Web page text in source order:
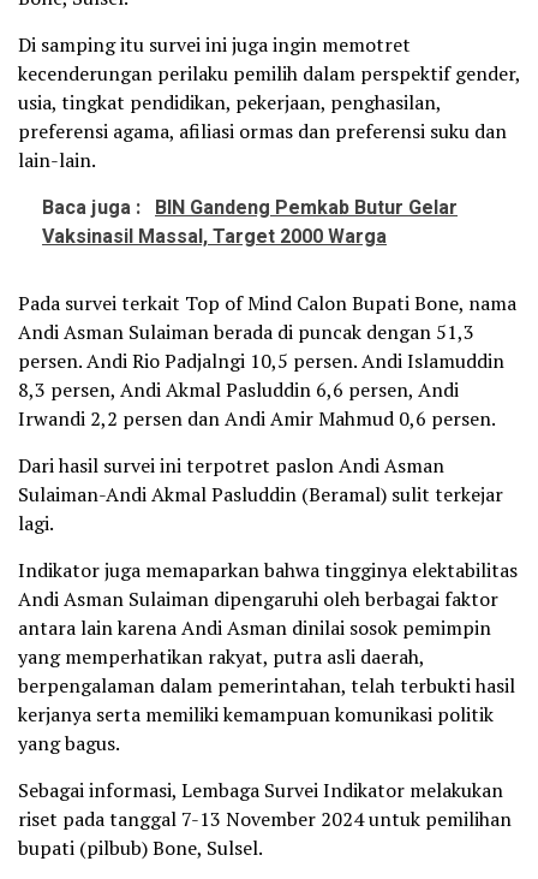
Di samping itu survei ini juga ingin memotret
kecenderungan perilaku pemilih dalam perspektif gender,
usia, tingkat pendidikan, pekerjaan, penghasilan,
preferensi agama, afiliasi ormas dan preferensi suku dan
lain-lain.
Baca juga : BIN Gandeng Pemkab Butur Gelar
Vaksinasil Massal, Target 2000 Warga
Pada survei terkait Top of Mind Calon Bupati Bone, nama
Andi Asman Sulaiman berada di puncak dengan 51,3
persen. Andi Rio Padjalngi 10,5 persen. Andi Islamuddin
8,3 persen, Andi Akmal Pasluddin 6,6 persen, Andi
Irwandi 2,2 persen dan Andi Amir Mahmud 0,6 persen.
Dari hasil survei ini terpotret paslon Andi Asman
Sulaiman-Andi Akmal Pasluddin (Beramal) sulit terkejar
lagi.
Indikator juga memaparkan bahwa tingginya elektabilitas
Andi Asman Sulaiman dipengaruhi oleh berbagai faktor
antara lain karena Andi Asman dinilai sosok pemimpin
yang memperhatikan rakyat, putra asli daerah,
berpengalaman dalam pemerintahan, telah terbukti hasil
kerjanya serta memiliki kemampuan komunikasi politik
yang bagus.
Sebagai informasi, Lembaga Survei Indikator melakukan
riset pada tanggal 7-13 November 2024 untuk pemilihan
bupati (pilbub) Bone, Sulsel.